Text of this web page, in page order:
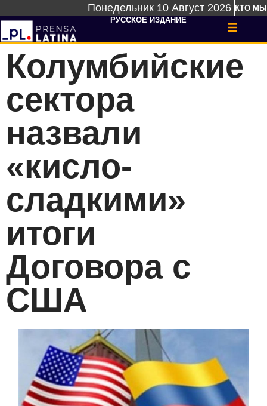
Понедельник 10 Август 2026 КТО МЫ
РУССКОЕ ИЗДАНИЕ
Колумбийские
сектора
назвали
«кисло-
сладкими»
итоги
Договора с
США